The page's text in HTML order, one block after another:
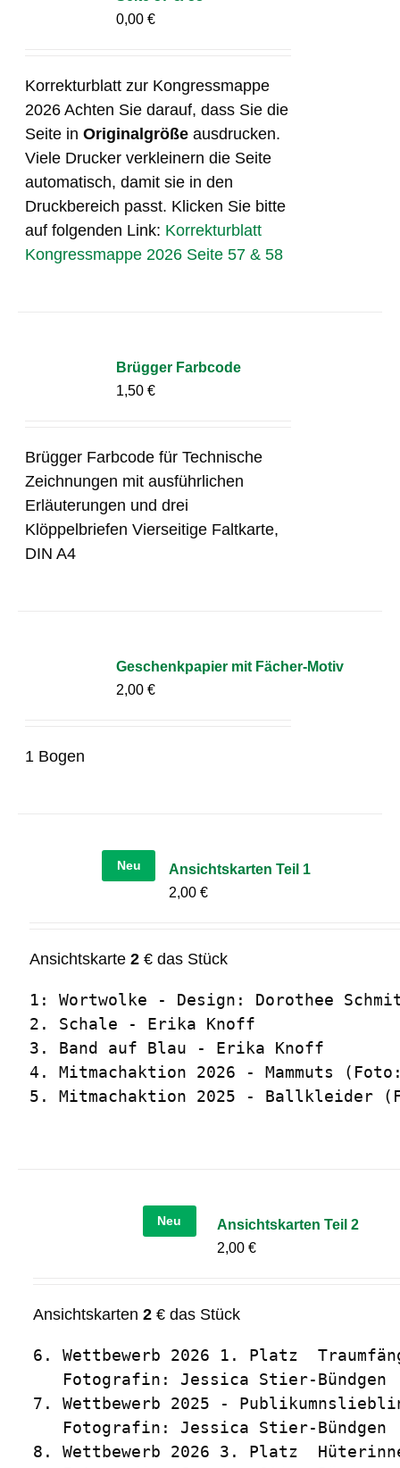
0,00€
Korrekturblatt zur Kongressmappe
2026 Achten Sie darauf, dass Sie die
Seite inOriginalgröße ausdrucken.
Viele Drucker verkleinern die Seite
automatisch, damit sie in den
Druckbereich passt. Klicken Sie bitte
auf folgenden Link: Korrekturblatt
Kongressmappe 2026 Seite 57 & 58
Brügger Farbcode
1,50€
Brügger Farbcode für Technische
Zeichnungen mit ausführlichen
Erläuterungen und drei
Klöppelbriefen Vierseitige Faltkarte,
DIN A4
Geschenkpapier mit Fächer-Motiv
2,00€
1 Bogen
Neu
Ansichtskarten Teil 1
2,00€
Ansichtskarte2€ das Stück
1: Wortwolke - Design: Dorothee
2. Schale - Erika Knoff
3. Band auf Blau - Erika Knoff
4. Mitmachaktion 2026 - Mammuts
5. Mitmachaktion 2025 - Ballkleider
Neu
Ansichtskarten Teil 2
2,00 €
Ansichtskarten 2€ das Stück
6. Wettbewerb 2026 1. Platz
   Fotografin: Jessica Stier-Bündgen
7. Wettbewerb 2025 -
   Fotografin: Jessica Stier-Bündgen
8. Wettbewerb 2026 3. Platz